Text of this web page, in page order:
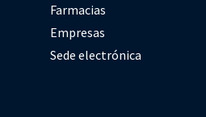
Farmacias
Empresas
Sede electrónica